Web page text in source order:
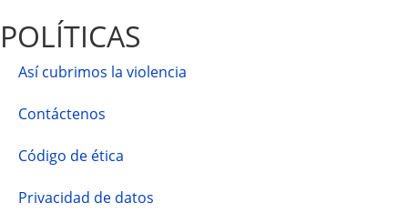
POLÍTICAS
Así cubrimos la violencia
Contáctenos
Código de ética
Privacidad de datos